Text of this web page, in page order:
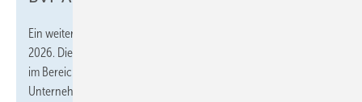
Ein weiterer Programmpunkt ist die Verleihung des BVF Awards
2026. Dieser zeichnet zukunftsweisende Projekte und Konzepte
im Bereich Flächenheizung und Flächenkühlung aus.
Unternehmen, Planer und Forschungseinrichtungen können